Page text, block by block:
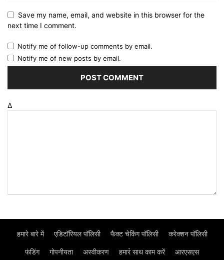
Save my name, email, and website in this browser for the
next time I comment.
Notify me of follow-up comments by email.
Notify me of new posts by email.
Δ
हमारे बारे में एडिटॉरियल पॉलिसी फैक्ट चेकिंग पॉलिसी करेक्शन पॉलिसी
फंडिंग गोपनीयता अस्वीकरण हमार॓ साथ काम करें आरएसएस